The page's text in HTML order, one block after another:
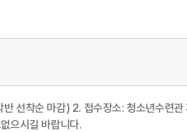
선착순 마감) 2. 접수장소: 청소년수련관
으시길 바랍니다.